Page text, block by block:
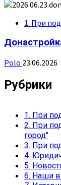
1. При
Polo 23.06.2026
Рубрики
1. При
2. При
город"
3. При
4.
5.
6. Наши